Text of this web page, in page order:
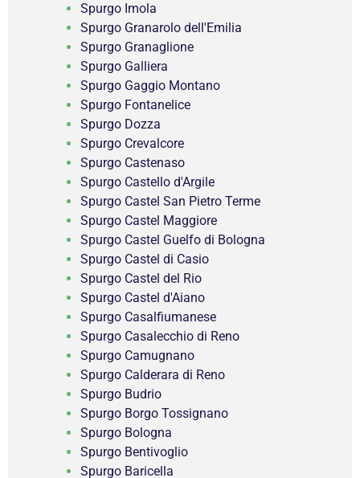
Spurgo Imola
Spurgo Granarolo dell'Emilia
Spurgo Granaglione
Spurgo Galliera
Spurgo Gaggio Montano
Spurgo Fontanelice
Spurgo Dozza
Spurgo Crevalcore
Spurgo Castenaso
Spurgo Castello d'Argile
Spurgo Castel San Pietro Terme
Spurgo Castel Maggiore
Spurgo Castel Guelfo di Bologna
Spurgo Castel di Casio
Spurgo Castel del Rio
Spurgo Castel d'Aiano
Spurgo Casalfiumanese
Spurgo Casalecchio di Reno
Spurgo Camugnano
Spurgo Calderara di Reno
Spurgo Budrio
Spurgo Borgo Tossignano
Spurgo Bologna
Spurgo Bentivoglio
Spurgo Baricella